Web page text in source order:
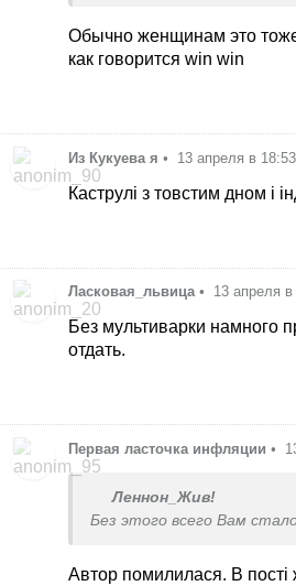
Обычно женщинам это
как говорится win win
Из Кукуева я • 13 апреля в 18:53
Каструлі з товстим дном і
Ласковая_львица • 13 апреля
Без мультиварки намного
отдать.
Первая ласточка инфляции •
Леннон_Жив!
Без этого всего Вам
Автор помилилася. В пості